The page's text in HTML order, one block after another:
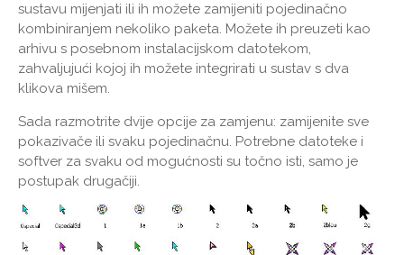
sustavu mijenjati ili ih možete zamijeniti pojedinačno
kombiniranjem nekoliko paketa. Možete ih preuzeti kao
arhivu s posebnom instalacijskom datotekom,
zahvaljujući kojoj ih možete integrirati u sustav s dva
klikova mišem.
Sada razmotrite dvije opcije za zamjenu: zamijenite sve
pokazivače ili svaku pojedinačnu. Potrebne datoteke i
softver za svaku od mogućnosti su točno isti, samo je
postupak drugačiji.